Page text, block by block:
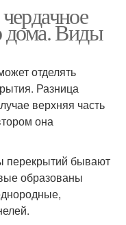
дома. Виды
отделять
Разница
верхняя часть
она
перекрытий бывают
образованы